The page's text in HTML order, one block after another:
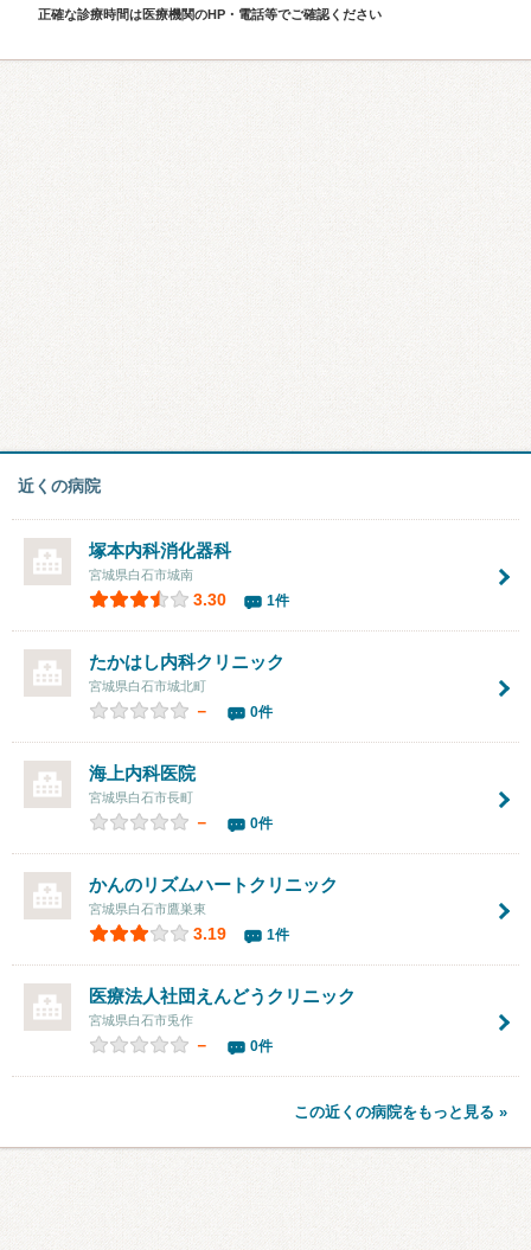
正確な診療時間は医療機関のHP・電話等でご確認ください
近くの病院
塚本内科消化器科
宮城県白石市城南
3.30 1件
たかはし内科クリニック
宮城県白石市城北町
－ 0件
海上内科医院
宮城県白石市長町
－ 0件
かんのリズムハートクリニック
宮城県白石市鷹巣東
3.19 1件
医療法人社団えんどうクリニック
宮城県白石市兎作
－ 0件
この近くの病院をもっと見る »